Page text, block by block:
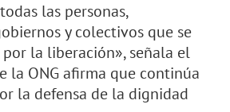
las personas,
y colectivos que se
la liberación», señala el
la ONG afirma que continúa
la defensa de la dignidad